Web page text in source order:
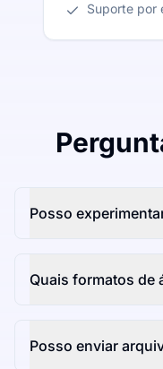
Suporte por
Posso
Quais formatos de
Posso enviar